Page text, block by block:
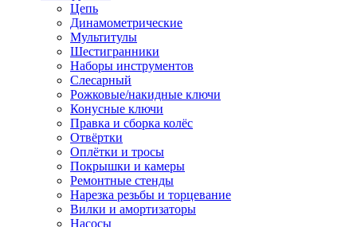
Цепь
Динамометрические
Мультитулы
Шестигранники
Наборы инструментов
Слесарный
Рожковые/накидные ключи
Конусные ключи
Правка и сборка колёс
Отвёртки
Оплётки и тросы
Покрышки и камеры
Ремонтные стенды
Нарезка резьбы и торцевание
Вилки и амортизаторы
Насосы